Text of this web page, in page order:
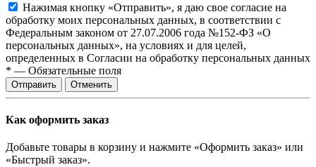
Нажимая кнопку «Отправить», я даю свое согласие на
обработку моих персональных данных, в соответствии с
Федеральным законом от 27.07.2006 года №152-ФЗ «О
персональных данных», на условиях и для целей,
определенных в Согласии на обработку персональных данных
* — Обязательные поля
Отправить Отменить
Как оформить заказ
Добавьте товары в корзину и нажмите «Оформить заказ» или
«Быстрый заказ».